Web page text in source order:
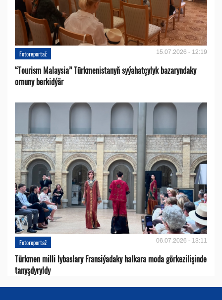
Fotoreportaž 15.07.2026 - 12:19
“Tourism Malaysia” Türkmenistanyň syýahatçylyk bazaryndaky
ornuny berkidýär
Fotoreportaž 06.07.2026 - 13:11
Türkmen milli lybaslary Fransiýadaky halkara moda görkezilişinde
tanyşdyryldy